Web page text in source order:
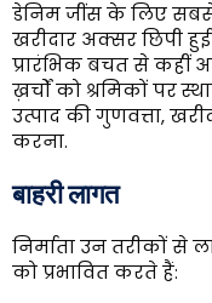
डेनिम जींस के लिए
खरीदार अक्सर छिपी
प्रारंभिक बचत से कहीं
ख़र्चों को श्रमिकों पर
उत्पाद की गुणवत्ता,
करना.
बाहरी लागत
निर्माता उन तरीकों से
को प्रभावित करते हैं: